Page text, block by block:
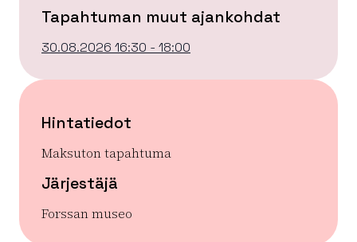
Tapahtuman muut ajankohdat
30.08.2026 16:30 - 18:00
Hintatiedot
Maksuton tapahtuma
Järjestäjä
Forssan museo
OpenStreetMap